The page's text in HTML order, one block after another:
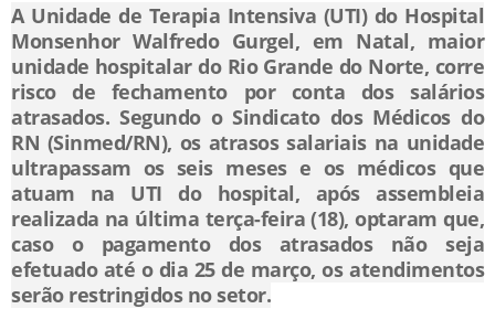
A Unidade de Terapia Intensiva (UTI) do Hospital
Monsenhor Walfredo Gurgel, em Natal, maior
unidade hospitalar do Rio Grande do Norte, corre
risco de fechamento por conta dos salários
atrasados. Segundo o Sindicato dos Médicos do
RN (Sinmed/RN), os atrasos salariais na unidade
ultrapassam os seis meses e os médicos que
atuam na UTI do hospital, após assembleia
realizada na última terça-feira (18), optaram que,
caso o pagamento dos atrasados não seja
efetuado até o dia 25 de março, os atendimentos
serão restringidos no setor.